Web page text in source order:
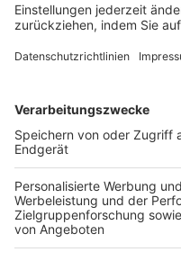
FOLGE DEM BFV
TOP-VEREINE
TOP-PARTNER